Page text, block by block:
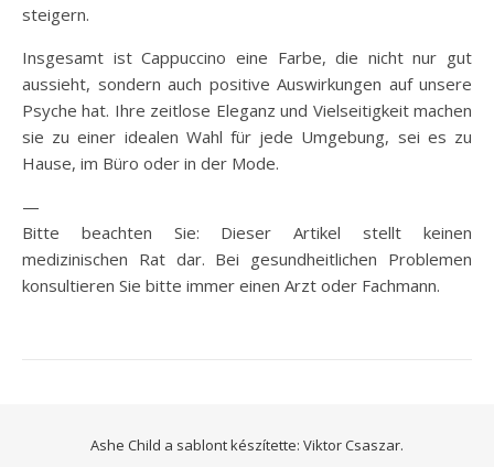
steigern.
Insgesamt ist Cappuccino eine Farbe, die nicht nur gut
aussieht, sondern auch positive Auswirkungen auf unsere
Psyche hat. Ihre zeitlose Eleganz und Vielseitigkeit machen
sie zu einer idealen Wahl für jede Umgebung, sei es zu
Hause, im Büro oder in der Mode.
—
Bitte beachten Sie: Dieser Artikel stellt keinen
medizinischen Rat dar. Bei gesundheitlichen Problemen
konsultieren Sie bitte immer einen Arzt oder Fachmann.
Ashe Child a sablont készítette: Viktor Csaszar.